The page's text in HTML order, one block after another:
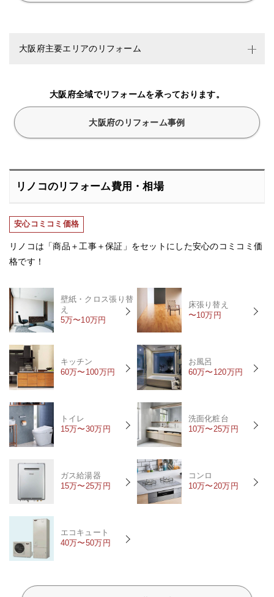
大阪府主要エリアのリフォーム
大阪府全域でリフォームを承っております。
大阪府のリフォーム事例
リノコのリフォーム費用・相場
安心コミコミ価格
リノコは「商品＋工事＋保証」をセットにした安心のコミコミ価
格です！
壁紙・クロス張り替
え
5万〜10万円
床張り替え
〜10万円
キッチン
60万〜100万円
お風呂
60万〜120万円
トイレ
15万〜30万円
洗面化粧台
10万〜25万円
ガス給湯器
15万〜25万円
コンロ
10万〜20万円
エコキュート
40万〜50万円